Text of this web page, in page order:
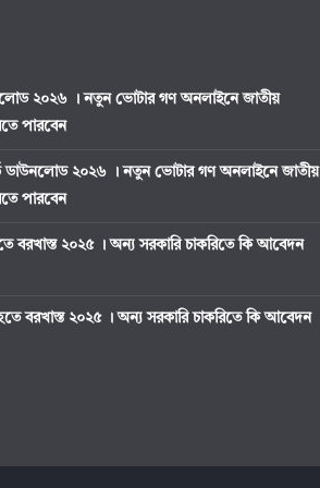
২০২৬ । নতুন ভোটার গণ অনলাইনে জাতীয়
পারবেন
ডাউনলোড ২০২৬ । নতুন ভোটার গণ অনলাইনে জাতীয়
পারবেন
বরখাস্ত ২০২৫ । অন্য সরকারি চাকরিতে কি আবেদন
বরখাস্ত ২০২৫ । অন্য সরকারি চাকরিতে কি আবেদন